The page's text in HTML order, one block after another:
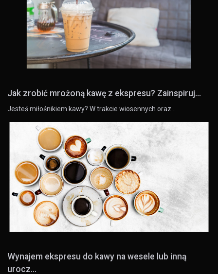
Jak zrobić mrożoną kawę z ekspresu? Zainspiruj...
Jesteś miłośnikiem kawy? W trakcie wiosennych oraz…
Wynajem ekspresu do kawy na wesele lub inną
urocz...